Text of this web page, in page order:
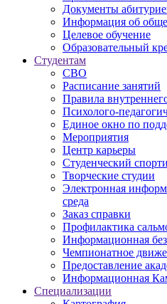
Дoкументы
Информация об
Целевое обучение
Образовательный
Студентам
СВО
Расписание занятий
Правила
Психолого-
Единое окно по
Мероприятия
Центр карьеры
Студенческий
Творческие студии
Электронная
среда
Заказ справки
Профилактика
Информационная
Чемпионатное
Предоставление
Информационная
Специализации